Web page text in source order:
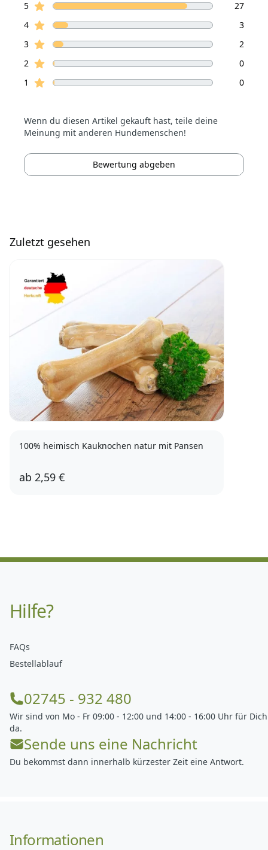
Bewertungen
5Sterne Bewertungen
27
4Sterne Bewertungen
3
3Sterne Bewertungen
2
2 Sterne Bewertungen
0
1
Sterne Bewertungen 0
Wenn du diesen Artikel gekauft hast, teile deine
Meinung mit anderen Hundemenschen!
Bewertung abgeben
Zuletzt gesehen
100% heimisch Kauknochen natur mit Pansen
ab 2,59 €
Hilfe?
FAQs
Bestellablauf
02745 - 932 480
Wir sind von Mo - Fr 09:00 - 12:00 und 14:00 - 16:00 Uhr für Dich
da.
Sende uns eine Nachricht
Du bekommst dann innerhalb kürzester Zeit eine Antwort.
Informationen